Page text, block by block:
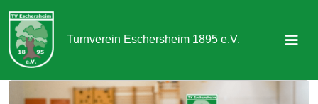
Turnverein Eschersheim 1895 e.V.
Sportangebot